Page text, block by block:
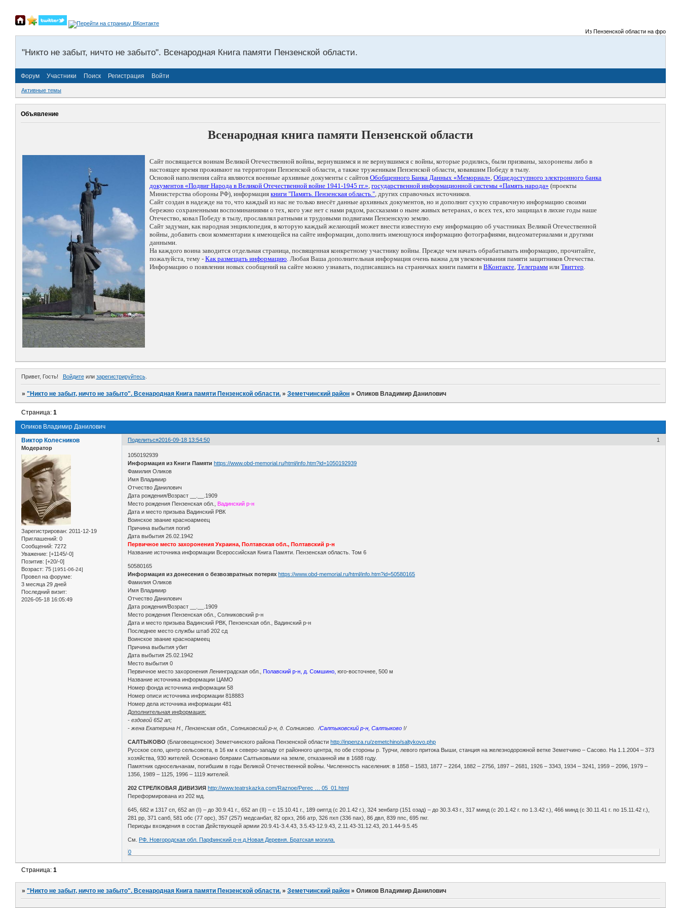
Из Пензенской области на фронты
"Никто не забыт, ничто не забыто". Всенародная Книга памяти Пензенской области.
Форум Участники Поиск Регистрация Войти
Активные темы
Объявление
Всенародная книга памяти Пензенской области
Сайт посвящается воинам Великой Отечественной войны, вернувшимся и не вернувшимся с войны, которые родились, были призваны, захоронены либо в
настоящее время проживают на территории Пензенской области, а также труженикам Пензенской области, ковавшим Победу в тылу.
Основой наполнения сайта являются военные архивные документы с сайтов Обобщенного Банка Данных «Мемориал», Общедоступного электронного банка
документов «Подвиг Народа в Великой Отечественной войне 1941-1945 гг.», государственной информационной системы «Память народа» (проекты
Министерства обороны РФ), информация книги "Память. Пензенская область.", других справочных источников.
Сайт создан в надежде на то, что каждый из нас не только внесёт данные архивных документов, но и дополнит сухую справочную информацию своими
бережно сохраненными воспоминаниями о тех, кого уже нет с нами рядом, рассказами о ныне живых ветеранах, о всех тех, кто защищал в лихие годы наше
Отечество, ковал Победу в тылу, прославлял ратными и трудовыми подвигами Пензенскую землю.
Сайт задуман, как народная энциклопедия, в которую каждый желающий может внести известную ему информацию об участниках Великой Отечественной
войны, добавить свои комментарии к имеющейся на сайте информации, дополнить имеющуюся информацию фотографиями, видеоматериалами и другими
данными.
На каждого воина заводится отдельная страница, посвященная конкретному участнику войны. Прежде чем начать обрабатывать информацию, прочитайте,
пожалуйста, тему - Как размещать информацию. Любая Ваша дополнительная информация очень важна для увековечивания памяти защитников Отечества.
Информацию о появлении новых сообщений на сайте можно узнавать, подписавшись на страничках книги памяти в ВКонтакте, Телеграмм или Твиттер.
Привет, Гость! Войдитеили зарегистрируйтесь.
»"Никто не забыт, ничто не забыто". Всенародная Книга памяти Пензенской области. »Земетчинский район »Оликов Владимир Данилович
Оликов Владимир Данилович
Страница:1
Поделиться 1
2016-09-18 13:54:50
Виктор Колесников
Модератор
Зарегистрирован: 2011-12-19
Приглашений: 0
Сообщений: 7272
Уважение: [+1145/-0]
Позитив: [+20/-0]
Возраст: 75 [1951-06-24]
Провел на форуме:
3 месяца 29 дней
Последний визит:
2026-05-18 16:05:49
1050192939
Информация из Книги Памяти https://www.obd-memorial.ru/html/info.htm?id=1050192939
Фамилия Оликов
Имя Владимир
Отчество Данилович
Дата рождения/Возраст __.__.1909
Место рождения Пензенская обл., Вадинский р-н
Дата и место призыва Вадинский РВК
Воинское звание красноармеец
Причина выбытия погиб
Дата выбытия 26.02.1942
Первичное место захоронения Украина, Полтавская обл., Полтавский р-н
Название источника информации Всероссийская Книга Памяти. Пензенская область. Том 6
50580165
Информация из донесения о безвозвратных потерях https://www.obd-memorial.ru/html/info.htm?id=50580165
Фамилия Оликов
Имя Владимир
Отчество Данилович
Дата рождения/Возраст __.__.1909
Место рождения Пензенская обл., Солниковский р-н
Дата и место призыва Вадинский РВК, Пензенская обл., Вадинский р-н
Последнее место службы штаб 202 сд
Воинское звание красноармеец
Причина выбытия убит
Дата выбытия 25.02.1942
Место выбытия 0
Первичное место захоронения Ленинградская обл.,Полавский р-н, д. Сомшино, юго-восточнее, 500 м
Название источника информации ЦАМО
Номер фонда источника информации 58
Номер описи источника информации 818883
Номер дела источника информации 481
Дополнительная информация:
- ездовой 652 ап;
- жена Екатерина Н., Пензенская обл., Солниковский р-н, д. Солниково. /Салтыковский р-н, Салтыково !/
САЛТЫКОВО (Благовещенское) Земетчинского района Пензенской областиhttp://inpenza.ru/zemetchino/saltykovo.php
Русское село, центр сельсовета, в 16 км к северо-западу от районного центра, по обе стороны р. Турчи, левого притока Выши, станция на железнодорожной ветке Земетчино – Сасово. На 1.1.2004 – 373
хозяйства, 930 жителей. Основано боярами Салтыковыми на земле, отказанной им в 1688 году.
Памятник односельчанам, погибшим в годы Великой Отечественной войны. Численность населения: в 1858 – 1583, 1877 – 2264, 1882 – 2756, 1897 – 2681, 1926 – 3343, 1934 – 3241, 1959 – 2096, 1979 –
1356, 1989 – 1125, 1996 – 1119 жителей.
202 СТРЕЛКОВАЯ ДИВИЗИЯ http://www.teatrskazka.com/Raznoe/Perec … 05_01.html
Переформирована из 202 мд.
645, 682 и 1317 сп, 652 ап (I) – до 30.9.41 г., 652 ап (II) – с 15.10.41 г., 189 оиптд (с 20.1.42 г.), 324 зенбатр (151 озад) – до 30.3.43 г., 317 минд (с 20.1.42 г. по 1.3.42 г.), 466 минд (с 30.11.41 г. по 15.11.42 г.),
281 рр, 371 сапб, 581 обс (77 орс), 357 (257) медсанбат, 82 орхз, 266 атр, 326 пхп (336 пах), 86 двл, 839 ппс, 695 пкг.
Периоды вхождения в состав Действующей армии 20.9.41-3.4.43, 3.5.43-12.9.43, 2.11.43-31.12.43, 20.1.44-9.5.45
См. РФ. Новгородская обл. Парфинский р-н д.Новая Деревня. Братская могила.
0
Страница:1
»"Никто не забыт, ничто не забыто". Всенародная Книга памяти Пензенской области. »Земетчинский район »Оликов Владимир Данилович